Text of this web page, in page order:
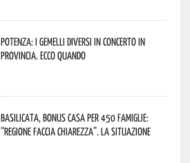
Potenza: i Gemelli DiVersi in concerto in
provincia. Ecco quando
Basilicata, Bonus casa per 450 famiglie:
“Regione faccia chiarezza”. La situazione